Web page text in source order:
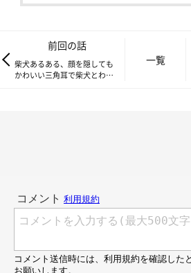
前回の話
柴犬あるある、顔を隠しても
かわいい三角耳で柴犬とわか
一覧